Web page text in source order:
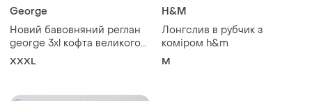
George
Новий бавовняний реглан
george 3xl кофта великого
розміру гірчична кофта
XXXL
H&M
Лонгслив в рубчик з
коміром h&m
M